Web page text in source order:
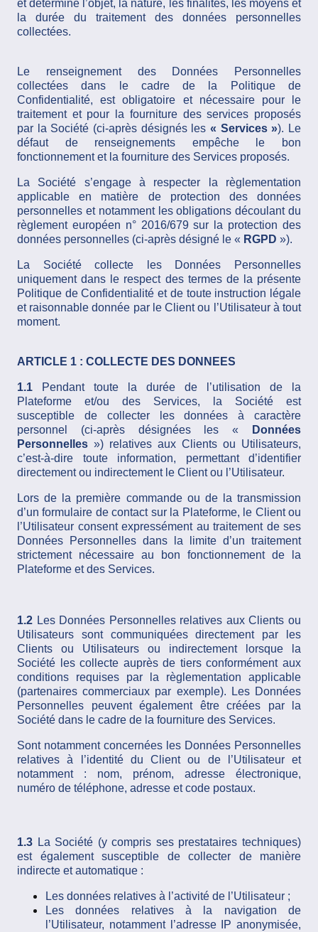
et détermine l’objet, la nature, les finalités, les moyens et
la durée du traitement des données personnelles
collectées.
Le renseignement des Données Personnelles
collectées dans le cadre de la Politique de
Confidentialité, est obligatoire et nécessaire pour le
traitement et pour la fourniture des services proposés
par la Société (ci-après désignés les « Services »). Le
défaut de renseignements empêche le bon
fonctionnement et la fourniture des Services proposés.
La Société s’engage à respecter la règlementation
applicable en matière de protection des données
personnelles et notamment les obligations découlant du
règlement européen n° 2016/679 sur la protection des
données personnelles (ci-après désigné le « RGPD »).
La Société collecte les Données Personnelles
uniquement dans le respect des termes de la présente
Politique de Confidentialité et de toute instruction légale
et raisonnable donnée par le Client ou l’Utilisateur à tout
moment.
ARTICLE 1 : COLLECTE DES DONNEES
1.1 Pendant toute la durée de l’utilisation de la
Plateforme et/ou des Services, la Société est
susceptible de collecter les données à caractère
personnel (ci-après désignées les «
Données
Personnelles ») relatives aux Clients ou Utilisateurs,
c’est-à-dire toute information, permettant d’identifier
directement ou indirectement le Client ou l’Utilisateur.
Lors de la première commande ou de la transmission
d’un formulaire de contact sur la Plateforme, le Client ou
l’Utilisateur consent expressément au traitement de ses
Données Personnelles dans la limite d’un traitement
strictement nécessaire au bon fonctionnement de la
Plateforme et des Services.
1.2 Les Données Personnelles relatives aux Clients ou
Utilisateurs sont communiquées directement par les
Clients ou Utilisateurs ou indirectement lorsque la
Société les collecte auprès de tiers conformément aux
conditions requises par la règlementation applicable
(partenaires commerciaux par exemple). Les Données
Personnelles peuvent également être créées par la
Société dans le cadre de la fourniture des Services.
Sont notamment concernées les Données Personnelles
relatives à l’identité du Client ou de l’Utilisateur et
notamment : nom, prénom, adresse électronique,
numéro de téléphone, adresse et code postaux.
1.3 La Société (y compris ses prestataires techniques)
est également susceptible de collecter de manière
indirecte et automatique :
Les données relatives à l’activité de l’Utilisateur ;
Les données relatives à la navigation de
l’Utilisateur, notamment l’adresse IP anonymisée,